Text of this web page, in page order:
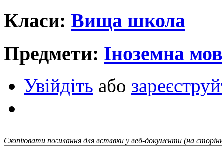
Класи: Вища школа
Предмети: Іноземна
Увійдіть або
Скопіювати посилання для вставки у веб-документи (на